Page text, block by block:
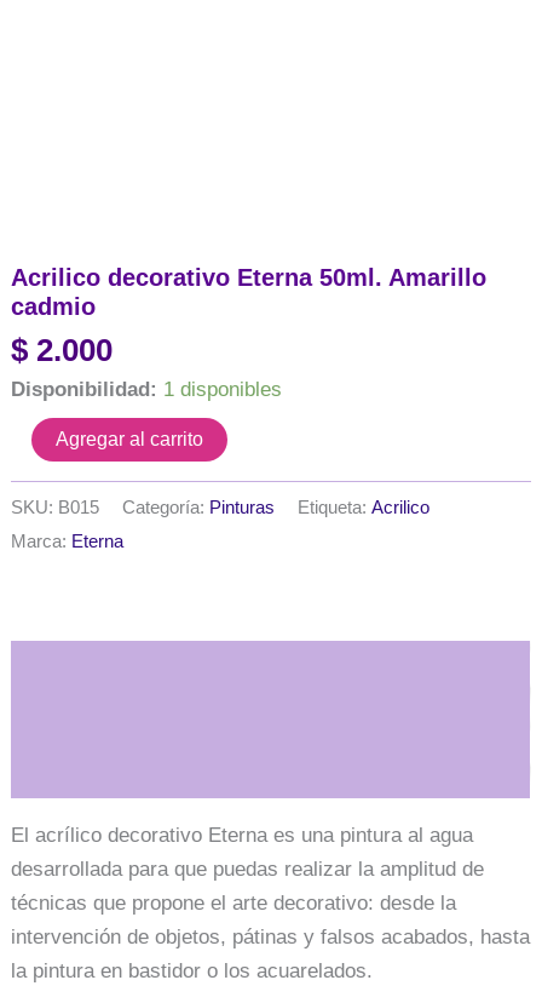
Acrilico decorativo Eterna 50ml. Amarillo
cadmio
$ 2.000
Disponibilidad: 1 disponibles
Acrilico
decorativo
Eterna
50ml.
cadmio
Agregar al carrito
SKU: B015 Categoría: Pinturas Etiqueta:Acrilico
Marca: Eterna
El acrílico decorativo Eterna es una pintura al agua
desarrollada para que puedas realizar la amplitud de
técnicas que propone el arte decorativo: desde la
intervención de objetos, pátinas y falsos acabados, hasta
la pintura en bastidor o los acuarelados.